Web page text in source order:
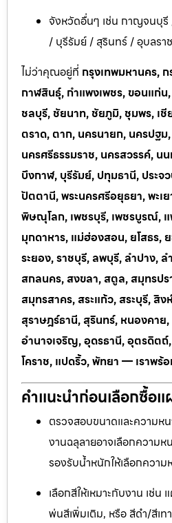
จังหวัดอื่นๆ เช่น กาญจนบุ
/ บุรีรัมย์ / สุรินทร์ / อุบลรา
ไม่ว่าคุณอยู่ที่ กรุงเทพมหานคร,
กาฬสินธุ์, กำแพงเพชร, ขอนแก่น,
ชลบุรี, ชัยนาท, ชัยภูมิ, ชุมพร, เชี
ตราด, ตาก, นครนายก, นครปฐ
นครศรีธรรมราช, นครสวรรค์, น
บึงกาฬ, บุรีรัมย์, ปทุมธานี, ประจ
ปัตตานี, พระนครศรีอยุธยา, พะเ
พิษณุโลก, เพชรบุรี, เพชรบูรณ์,
มุกดาหาร, แม่ฮ่องสอน, ยโสธร,
ระยอง, ราชบุรี, ลพบุรี, ลำปาง, ล
สกลนคร, สงขลา, สตูล, สมุทรป
สมุทรสาคร, สระแก้ว, สระบุรี, สิ
สุราษฎร์ธานี, สุรินทร์, หนองคา
อำนาจเจริญ, อุดรธานี, อุตรดิต
โคราช, แปดริ้ว, พัทยา — เราพ
คำแนะนำก่อนเลือกซื้อ
ตรวจสอบขนาดและความห
งานฉลุลายอาจเลือกความห
รองรับน้ำหนักให้เลือกควา
เลือกสีให้เหมาะกับงาน เช่
พ่นสีเพิ่มเติม, หรือ สีดำ/สีเท